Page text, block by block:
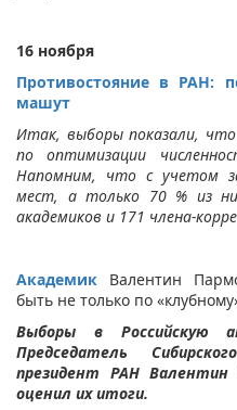
16 ноября
Противостояние в РАН:
машут
Итак, выборы показали,
по оптимизации
Напомним, что с учетом
мест, а только 70 % из
академиков и 171 члена-
Академик Валентин
быть не только по
Выборы в Российскую
Председатель
президент РАН
оценил их итоги.